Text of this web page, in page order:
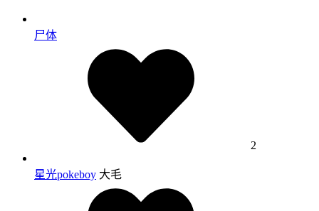
尸体
2
星光pokeboy 大毛